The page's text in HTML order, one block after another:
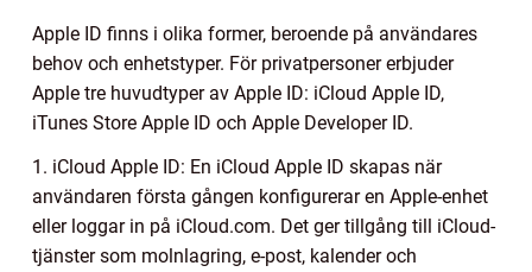
Apple ID finns i olika former, beroende på användares
behov och enhetstyper. För privatpersoner erbjuder
Apple tre huvudtyper av Apple ID: iCloud Apple ID,
iTunes Store Apple ID och Apple Developer ID.
1. iCloud Apple ID: En iCloud Apple ID skapas när
användaren första gången konfigurerar en Apple-enhet
eller loggar in på iCloud.com. Det ger tillgång till iCloud-
tjänster som molnlagring, e-post, kalender och